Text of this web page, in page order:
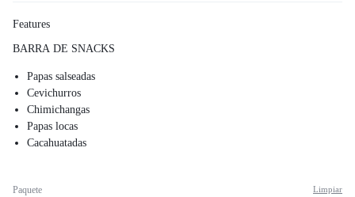
Features
BARRA DE SNACKS
Papas salseadas
Cevichurros
Chimichangas
Papas locas
Cacahuatadas
Paquete Limpiar